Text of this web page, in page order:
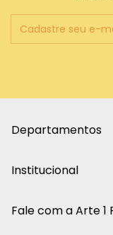
Departamentos
Institucional
Fale com a Arte 1